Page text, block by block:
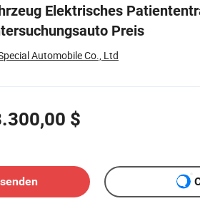
Elektrisches
Preis
Automobile Co., Ltd
$